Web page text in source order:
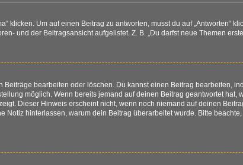
klicken. Um auf einen Beitrag zu antworten, musst du auf „Antworten“
und der Beitragsansicht aufgelistet. Z. B. „Du darfst neue Themen
bearbeiten oder löschen. Du kannst einen Beitrag bearbeiten,
möglich. Wenn bereits jemand auf deinen Beitrag geantwortet
Dieser Hinweis erscheint nicht, wenn noch niemand auf deinen
Notiz hinterlassen, warum dein Beitrag überarbeitet wurde. Bitte